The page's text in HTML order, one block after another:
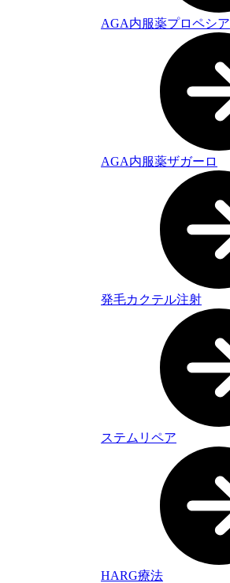
AGA内服薬プロペシア
AGA内服薬ザガーロ
発毛カクテル注射
ステムリペア
HARG療法